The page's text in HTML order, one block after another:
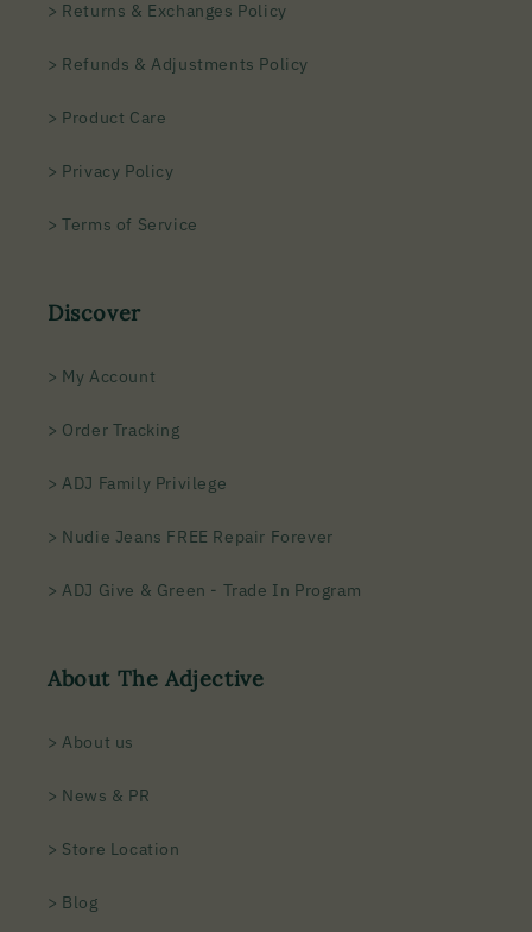
> Returns & Exchanges Policy
> Refunds & Adjustments Policy
> Product Care
> Privacy Policy
> Terms of Service
Discover
> My Account
> Order Tracking
> ADJ Family Privilege
> Nudie Jeans FREE Repair Forever
> ADJ Give & Green - Trade In Program
About The Adjective
> About us
> News & PR
> Store Location
> Blog